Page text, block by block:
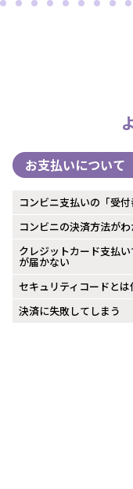
お支払いについて
コンビニ支払いの「受
コンビニの決済方法が
クレジットカード支払
が届かない
セキュリティコードとは
決済に失敗してしまう